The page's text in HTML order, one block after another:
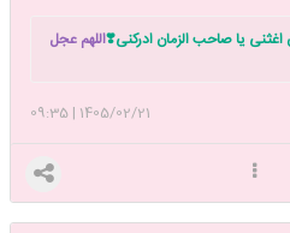
اللهم عجل
1405/02/21
|
09:35